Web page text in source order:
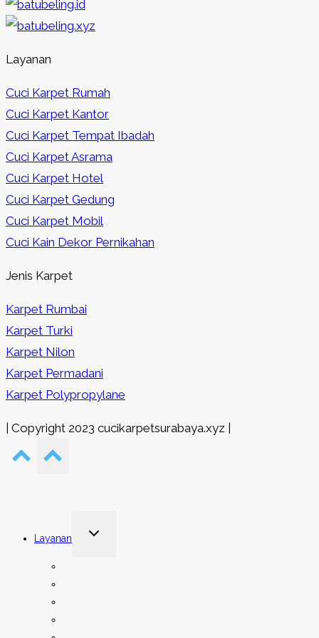
Layanan
Cuci Karpet Rumah
Cuci Karpet Kantor
Cuci Karpet Tempat Ibadah
Cuci Karpet Asrama
Cuci Karpet Hotel
Cuci Karpet Gedung
Cuci Karpet Mobil
Cuci Kain Dekor Pernikahan
Jenis Karpet
Karpet Rumbai
Karpet Turki
Karpet Nilon
Karpet Permadani
Karpet Polypropylane
| Copyright 2023 cucikarpetsurabaya.xyz |
Layanan
Toggle